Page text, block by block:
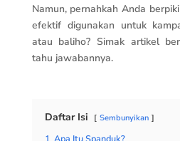
Namun, pernahkah Anda
efektif digunakan untuk
atau baliho? Simak artikel
tahu jawabannya.
Daftar Isi Sembunyikan
1 Apa Itu Spanduk?